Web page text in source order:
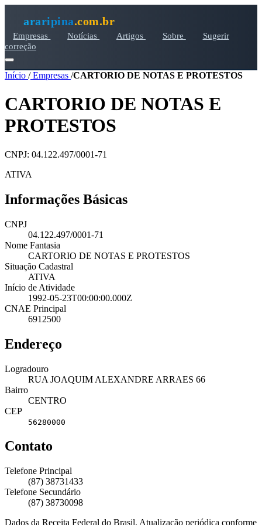
araripina.com.br
Empresas Notícias Artigos Sobre
Sugerir
correção
Início /Empresas /CARTORIO DE NOTAS E PROTESTOS
CARTORIO DE NOTAS E
PROTESTOS
CNPJ: 04.122.497/0001-71
ATIVA
Informações Básicas
CNPJ
04.122.497/0001-71
Nome Fantasia
CARTORIO DE NOTAS E PROTESTOS
Situação Cadastral
ATIVA
Início de Atividade
1992-05-23T00:00:00.000Z
CNAE Principal
6912500
Endereço
Logradouro
RUA JOAQUIM ALEXANDRE ARRAES 66
Bairro
CENTRO
CEP
56280000
Contato
Telefone Principal
(87) 38731433
Telefone Secundário
(87) 38730098
Dados da Receita Federal do Brasil. Atualização periódica conforme